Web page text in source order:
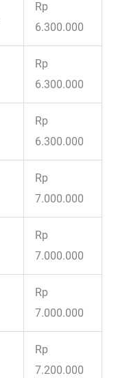
Rp
6.300.000
Rp
6.300.000
Rp
6.300.000
Rp
7.000.000
Rp
7.000.000
Rp
7.000.000
Rp
7.200.000